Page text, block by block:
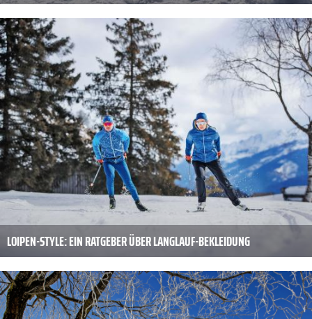
LOIPEN-STYLE: EIN RATGEBER ÜBER LANGLAUF-BEKLEIDUNG